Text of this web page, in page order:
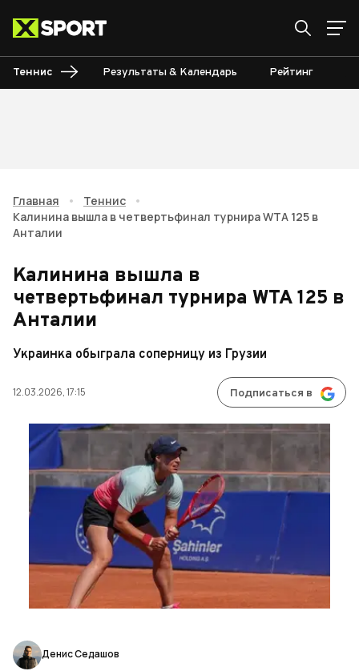
Теннис Результаты & Календарь Рейтинг
Главная • Теннис
•
Калинина вышла в четвертьфинал турнира WTA 125 в
Анталии
Калинина вышла в
четвертьфинал турнира WTA 125 в
Анталии
Украинка обыграла соперницу из Грузии
12.03.2026, 17:15 Подписаться в
Денис Седашов